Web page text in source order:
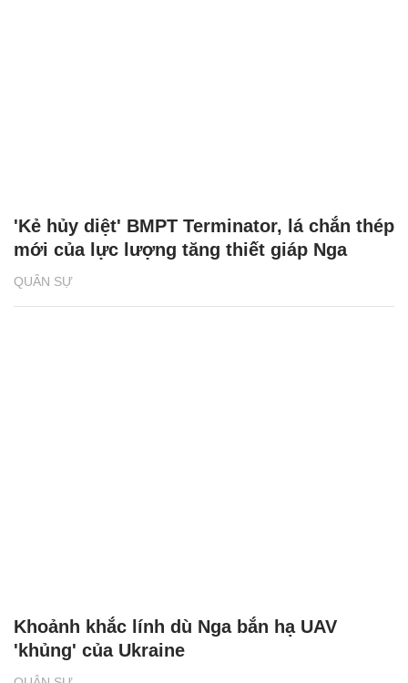
QUÂN SỰ
'Kẻ hủy diệt' BMPT Terminator, lá chắn thép
mới của lực lượng tăng thiết giáp Nga
Khoảnh khắc lính dù Nga bắn hạ UAV
'khủng' của Ukraine